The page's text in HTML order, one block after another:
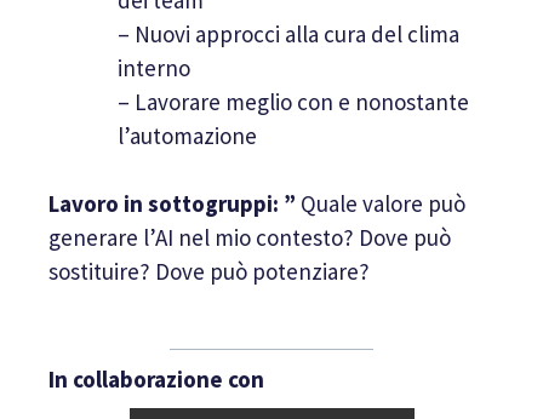
– Nuovi approcci alla cura del clima
interno
– Lavorare meglio con e nonostante
l’automazione
Lavoro in sottogruppi: ” Quale valore può
generare l’AI nel mio contesto? Dove può
sostituire? Dove può potenziare?
In collaborazione con